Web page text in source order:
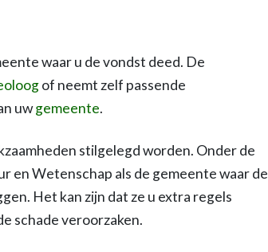
waar u de vondst deed. De
of neemt zelf passende
uwgemeente.
stilgelegd worden. Onder de
en Wetenschap als de gemeente waar de
Het kan zijn dat ze u extra regels
schade veroorzaken.